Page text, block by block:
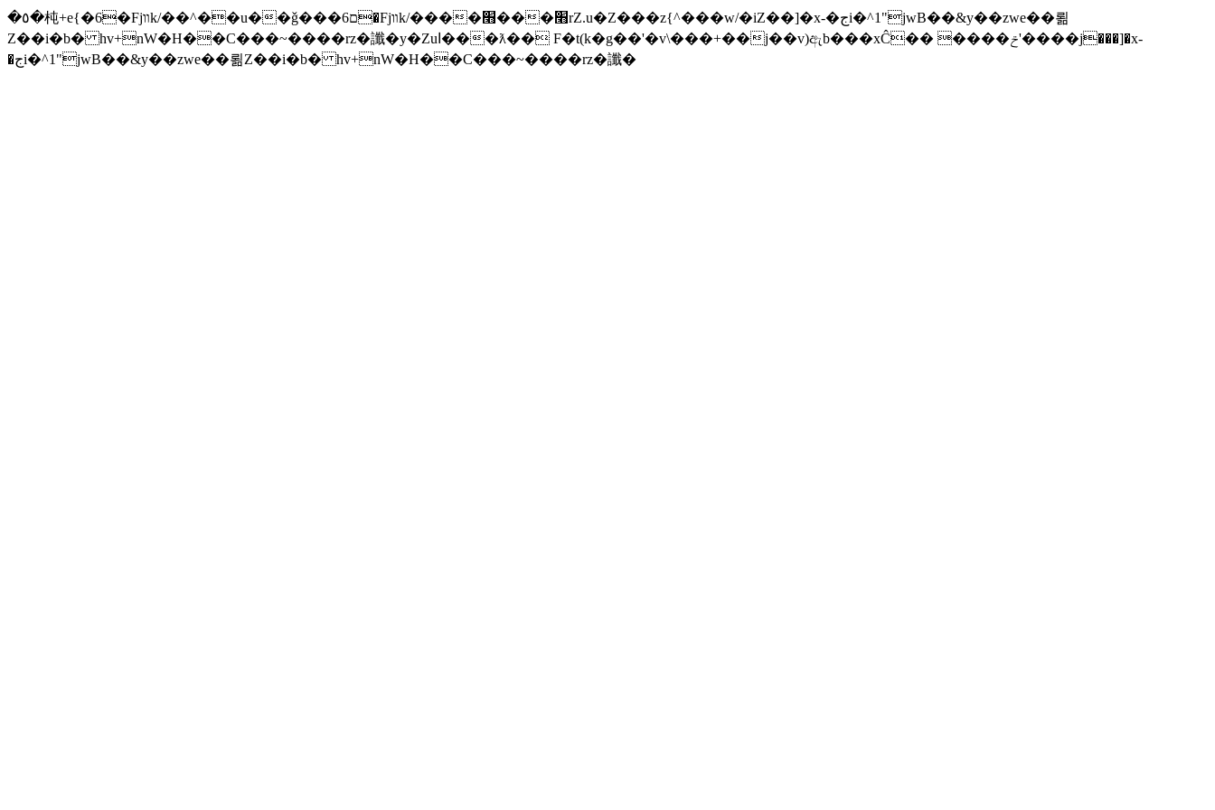
�٥�杶+e{�6�Fjװk/��^��u��ǧ���ם6�Fjװk/����׫���׫rZ.u�Z���z{^���w/�iZ��]�x-�جi�^1"jwB��&y��zwe��뢺
Z��i�b� hv+nW�H��С���~����rz�讖�y�Zuا���ƛ�� F�t(k�g��'�v\���+��j��v)ඇb���xĈ�� ����ݗ'����j���]�x-
�جi�^1"jwB��&y��zwe��뢺Z��i�b� hv+nW�H��С���~����rz�讖�